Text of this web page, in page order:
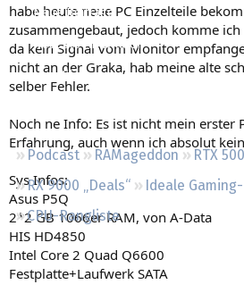
Neue Beiträge
Neueste Aktivitäten
Leserartikel
Podcast RAMageddon
RTX
RX 9000 „Deals“
Ideale Gaming-
CPU-Rangliste
habe heute neue PC Einzelteile
zusammengebaut, jedoch komme
da kein Signal vom Monitor
nicht an der Graka, hab meine alte
selber Fehler.
Noch ne Info: Es ist nicht mein erster
Erfahrung, auch wenn ich absolut
Sys Infos:
Asus P5Q
2*2 GB 1066er RAM, von A-Data
HIS HD4850
Intel Core 2 Quad Q6600
Festplatte+Laufwerk SATA